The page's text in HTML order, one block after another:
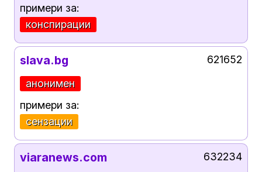
примери за:
конспирации
slava.bg
анонимен
примери за:
сензации
621652
viaranews.com 632234